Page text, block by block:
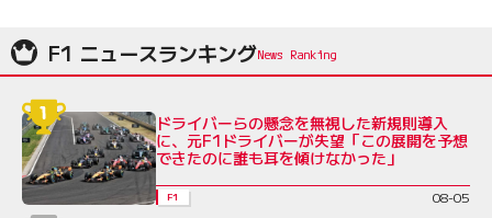
F1 ニュースランキング
ドライバーらの懸念を無視した新規則導入
に、元F1ドライバーが失望「この展開を予想
できたのに誰も耳を傾けなかった」
F1 08-05